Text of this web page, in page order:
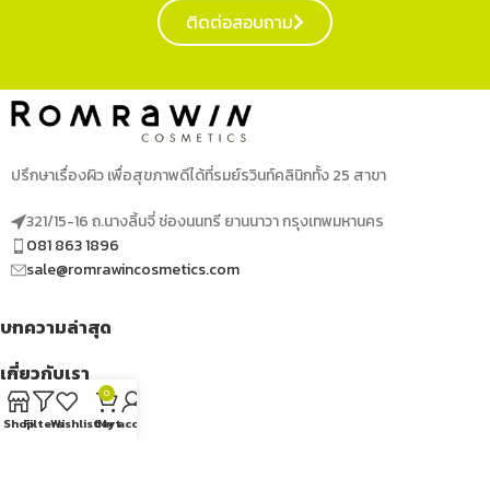
ติดต่อสอบถาม
ปรึกษาเรื่องผิว เพื่อสุขภาพดีได้ที่รมย์รวินท์คลินิกทั้ง 25 สาขา
321/15-16 ถ.นางลิ้นจี่ ช่องนนทรี ยานนาวา กรุงเทพมหานคร
081 863 1896
sale@romrawincosmetics.com
บทความล่าสุด
เกี่ยวกับเรา
เมนูด่วน
ShopFiltersWishlist
0
Cart
My account